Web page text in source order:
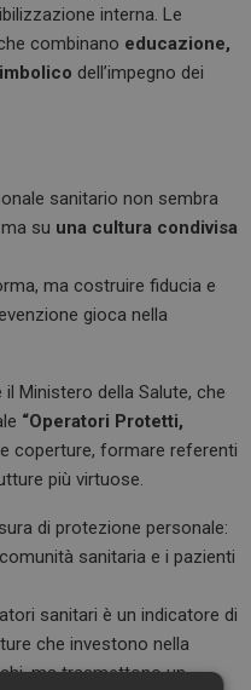
interna. Le
combinano educazione,
dell’impegno dei
sanitario non sembra
su una cultura condivisa
ma costruire fiducia e
gioca nella
Ministero della Salute, che
“Operatori Protetti,
coperture, formare referenti
più virtuose.
di protezione personale:
sanitaria e i pazienti
sanitari è un indicatore di
che investono nella
ma trasmettono un